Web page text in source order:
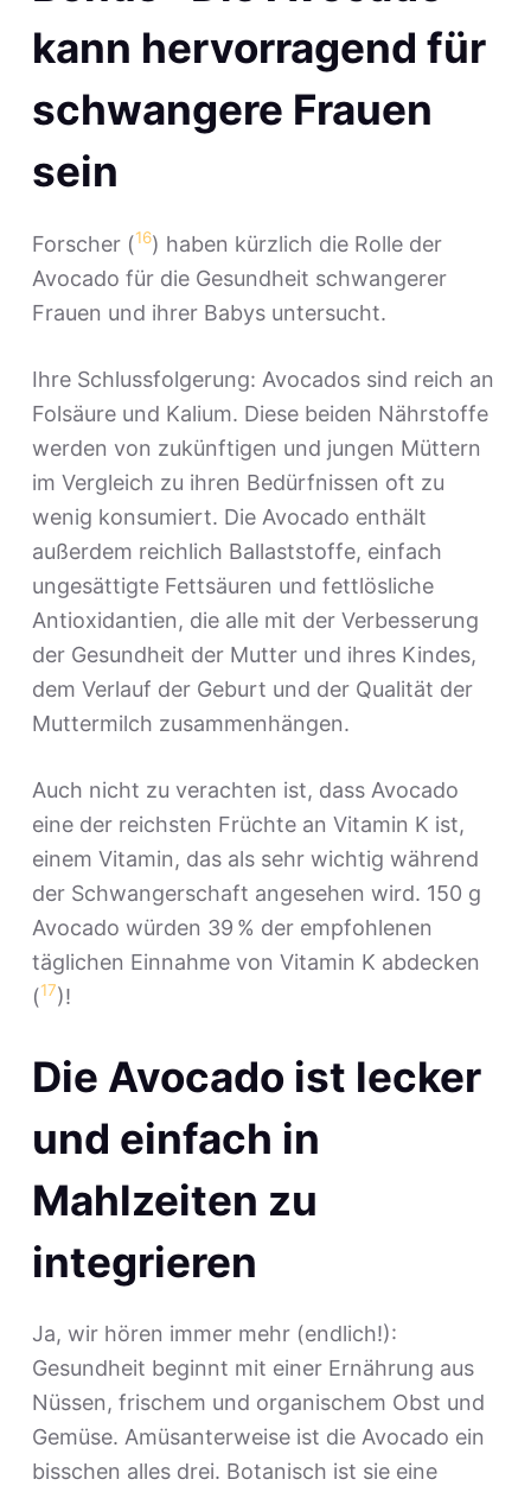
kann hervorragend für
schwangere Frauen
sein
Forscher (16) haben kürzlich die Rolle der
Avocado für die Gesundheit schwangerer
Frauen und ihrer Babys untersucht.
Ihre Schlussfolgerung: Avocados sind reich an
Folsäure und Kalium. Diese beiden Nährstoffe
werden von zukünftigen und jungen Müttern
im Vergleich zu ihren Bedürfnissen oft zu
wenig konsumiert. Die Avocado enthält
außerdem reichlich Ballaststoffe, einfach
ungesättigte Fettsäuren und fettlösliche
Antioxidantien, die alle mit der Verbesserung
der Gesundheit der Mutter und ihres Kindes,
dem Verlauf der Geburt und der Qualität der
Muttermilch zusammenhängen.
Auch nicht zu verachten ist, dass Avocado
eine der reichsten Früchte an Vitamin K ist,
einem Vitamin, das als sehr wichtig während
der Schwangerschaft angesehen wird. 150 g
Avocado würden 39 % der empfohlenen
täglichen Einnahme von Vitamin K abdecken
(17)!
Die Avocado ist lecker
und einfach in
Mahlzeiten zu
integrieren
Ja, wir hören immer mehr (endlich!):
Gesundheit beginnt mit einer Ernährung aus
Nüssen, frischem und organischem Obst und
Gemüse. Amüsanterweise ist die Avocado ein
bisschen alles drei. Botanisch ist sie eine